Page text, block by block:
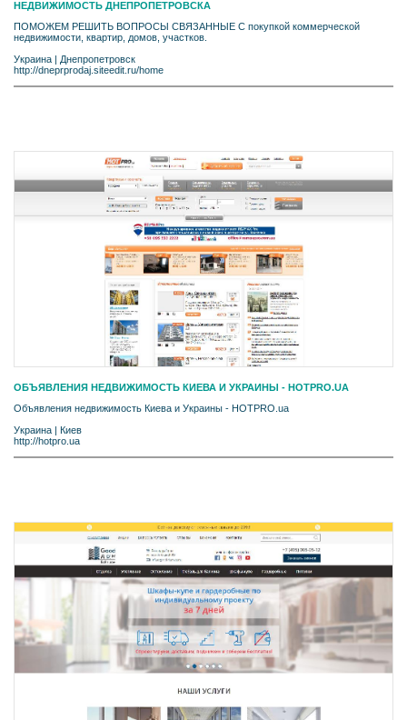
НЕДВИЖИМОСТЬ ДНЕПРОПЕТРОВСКА
ПОМОЖЕМ РЕШИТЬ ВОПРОСЫ СВЯЗАННЫЕ С покупкой коммерческой
недвижимости, квартир, домов, участков.
Украина | Днепропетровск
http://dneprprodaj.siteedit.ru/home
ОБЪЯВЛЕНИЯ НЕДВИЖИМОСТЬ КИЕВА И УКРАИНЫ - HOTPRO.UA
Объявления недвижимость Киева и Украины - HOTPRO.ua
Украина
Киев
http://hotpro.ua